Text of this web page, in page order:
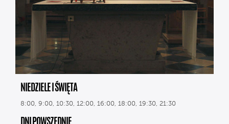
NIEDZIELE I ŚWIĘTA
8:00, 9:00, 10:30, 12:00, 16:00, 18:00, 19:30, 21:30